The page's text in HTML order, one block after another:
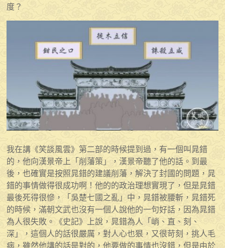
度？
我在講《笑談風雲》第二部的時候提到過，有一個叫晁錯
的，他向漢景帝上「削藩策」，漢景帝聽了他的話。到最
後，也確實是按照晁錯的建議削藩，解決了封國的問題，晁
錯的事情做得很成功啊！他的的政治理想實現了，但是晁錯
最後死得很慘，「吳楚七國之亂」中，晁錯被腰斬，晁錯死
的時候，滿朝文武也沒有一個人說他的一句好話，因為晁錯
為人很失敗。《史記》上說，晁錯為人「峭、直、刻、
深」，這個人的話很嚴厲，對人心也狠，又很苛刻，挑人毛
病，雖然他講的話是對的，他要做的事情也沒錯，但是由於